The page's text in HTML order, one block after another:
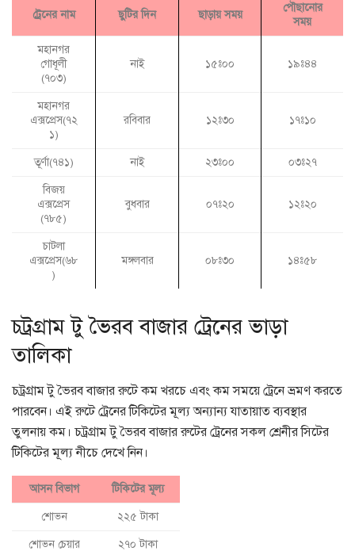
ট্রেনের নাম ছুটির দিন ছাড়ায় সময়
পৌছানোর
সময়
মহানগর
গোধূলী
(৭০৩)
নাই ১৫ঃ০০ ১৯ঃ৪৪
মহানগর
এক্সপ্রেস(৭২
১)
রবিবার ১২ঃ৩০ ১৭ঃ১০
তূর্ণা(৭৪১) নাই ২৩ঃ০০ ০৩ঃ২৭
বিজয়
এক্সপ্রেস
(৭৮৫)
বুধবার ০৭ঃ২০ ১২ঃ২০
চাটলা
এক্সপ্রেস(৬৮
)
মঙ্গলবার ০৮ঃ৩০ ১৪ঃ৫৮
চট্রগ্রাম টু ভৈরব বাজার ট্রেনের ভাড়া
তালিকা
চট্রগ্রাম টু ভৈরব বাজার রুটে কম খরচে এবং কম সময়ে ট্রেনে ভ্রমণ করতে
পারবেন। এই রুটে ট্রেনের টিকিটের মূল্য অন্যান্য যাতায়াত ব্যবস্থার
তুলনায় কম। চট্রগ্রাম টু ভৈরব বাজার রুটের ট্রেনের সকল শ্রেনীর সিটের
টিকিটের মূল্য নীচে দেখে নিন।
আসন বিভাগ টিকিটের মূল্য
শোভন ২২৫ টাকা
শোভন চেয়ার ২৭০ টাকা